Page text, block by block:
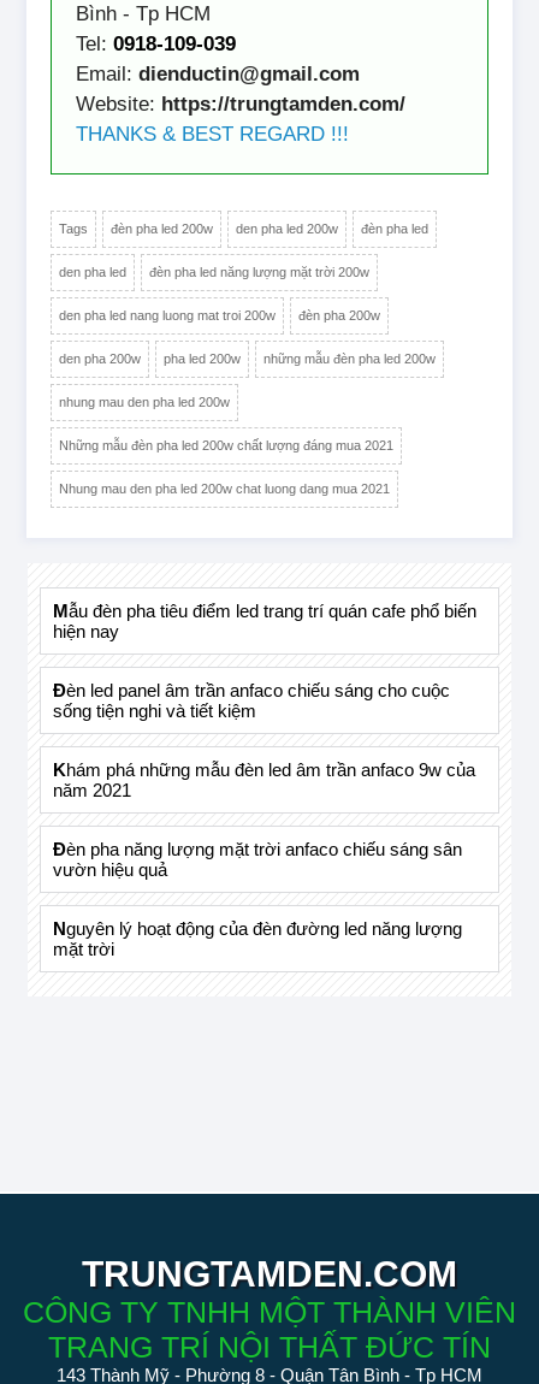
Bình - Tp HCM
Tel:0918-109-039
Email:dienductin@gmail.com
Website: https://trungtamden.com/
THANKS & BEST REGARD !!!
Tags đèn pha led 200w den pha led 200w đèn pha led
den pha led đèn pha led năng lượng mặt trời 200w
den pha led nang luong mat troi 200w đèn pha 200w
den pha 200w pha led 200w những mẫu đèn pha led 200w
nhung mau den pha led 200w
Những mẫu đèn pha led 200w chất lượng đáng mua 2021
Nhung mau den pha led 200w chat luong dang mua 2021
mẫu đèn pha tiêu điểm led trang trí quán cafe phổ biến
hiện nay
đèn led panel âm trần anfaco chiếu sáng cho cuộc
sống tiện nghi và tiết kiệm
khám phá những mẫu đèn led âm trần anfaco 9w của
năm 2021
đèn pha năng lượng mặt trời anfaco chiếu sáng sân
vườn hiệu quả
nguyên lý hoạt động của đèn đường led năng lượng
mặt trời
TRUNGTAMDEN.COM
CÔNG TY TNHH MỘT THÀNH VIÊN
TRANG TRÍ NỘI THẤT ĐỨC TÍN
143 Thành Mỹ - Phường 8 - Quận Tân Bình - Tp HCM